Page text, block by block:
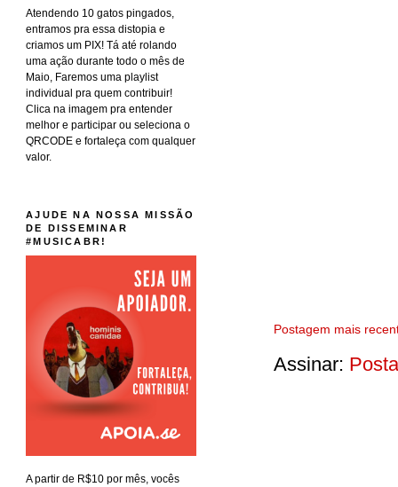
Postagem mais
Assinar:
Atendendo 10 gatos pingados,
entramos pra essa distopia e
criamos um PIX! Tá até rolando
uma ação durante todo o mês de
Maio, Faremos uma playlist
individual pra quem contribuir!
Clica na imagem pra entender
melhor e participar ou seleciona o
QRCODE e fortaleça com qualquer
valor.
AJUDE NA NOSSA MISSÃO
DE DISSEMINAR
#MUSICABR!
A partir de R$10 por mês, vocês